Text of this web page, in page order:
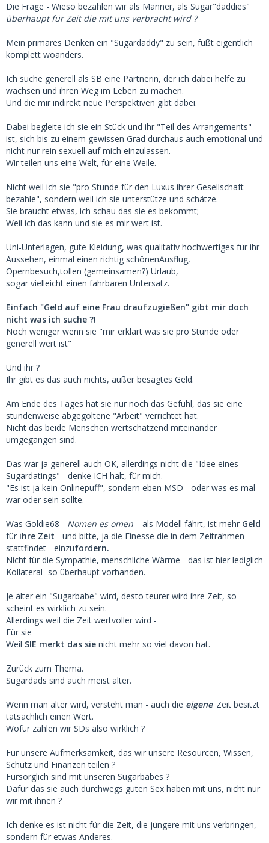
Die Frage - Wieso bezahlen wir als Männer, als Sugar"daddies"
überhaupt für Zeit die mit uns verbracht wird ?
Mein primäres Denken ein "Sugardaddy" zu sein, fußt eigentlich
komplett woanders.
Ich suche generell als SB eine Partnerin, der ich dabei helfe zu
wachsen und ihren Weg im Leben zu machen.
Und die mir indirekt neue Perspektiven gibt dabei.
Dabei begleite ich sie ein Stück und ihr "Teil des Arrangements"
ist, sich bis zu einem gewissen Grad durchaus auch emotional und
nicht nur rein sexuell auf mich einzulassen.
Wir teilen uns eine Welt, für eine Weile.
Nicht weil ich sie "pro Stunde für den Luxus ihrer Gesellschaft
bezahle", sondern weil ich sie unterstütze und schätze.
Sie braucht etwas, ich schau das sie es bekommt;
Weil ich das kann und sie es mir wert ist.
Uni-Unterlagen, gute Kleidung, was qualitativ hochwertiges für ihr
Aussehen, einmal einen richtig schönenAusflug,
Opernbesuch,tollen (gemeinsamen?) Urlaub,
sogar vielleicht einen fahrbaren Untersatz.
Einfach "Geld auf eine Frau draufzugießen" gibt mir doch
nicht was ich suche ?!
Noch weniger wenn sie "mir erklärt was sie pro Stunde oder
generell wert ist"
Und ihr ?
Ihr gibt es das auch nichts, außer besagtes Geld.
Am Ende des Tages hat sie nur noch das Gefühl, das sie eine
stundenweise abgegoltene "Arbeit" verrichtet hat.
Nicht das beide Menschen wertschätzend miteinander
umgegangen sind.
Das wär ja generell auch OK, allerdings nicht die "Idee eines
Sugardatings" - denke ICH halt, für mich.
"Es ist ja kein Onlinepuff", sondern eben MSD - oder was es mal
war oder sein sollte.
Was Goldie68 - Nomen es omen - als Modell fährt, ist mehr Geld
für ihre Zeit - und bitte, ja die Finesse die in dem Zeitrahmen
stattfindet - einzufordern.
Nicht für die Sympathie, menschliche Wärme - das ist hier lediglich
Kollateral- so überhaupt vorhanden.
Je älter ein "Sugarbabe" wird, desto teurer wird ihre Zeit, so
scheint es wirklich zu sein.
Allerdings weil die Zeit wertvoller wird -
Für sie
Weil SIE merkt das sie nicht mehr so viel davon hat.
Zurück zum Thema.
Sugardads sind auch meist älter.
Wenn man älter wird, versteht man - auch die eigene Zeit besitzt
tatsächlich einen Wert.
Wofür zahlen wir SDs also wirklich ?
Für unsere Aufmerksamkeit, das wir unsere Resourcen, Wissen,
Schutz und Finanzen teilen ?
Fürsorglich sind mit unseren Sugarbabes ?
Dafür das sie auch durchwegs guten Sex haben mit uns, nicht nur
wir mit ihnen ?
Ich denke es ist nicht für die Zeit, die jüngere mit uns verbringen,
sondern für etwas Anderes.